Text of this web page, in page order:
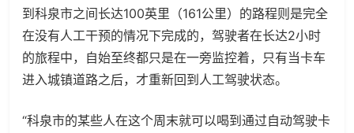
到科泉市之间长达100英里（161公里）的路程则是完全
在没有人工干预的情况下完成的，驾驶者在长达2小时
的旅程中，自始至终都只是在一旁监控着，只有当卡车
进入城镇道路之后，才重新回到人工驾驶状态。
“科泉市的某些人在这个周末就可以喝到通过自动驾驶卡